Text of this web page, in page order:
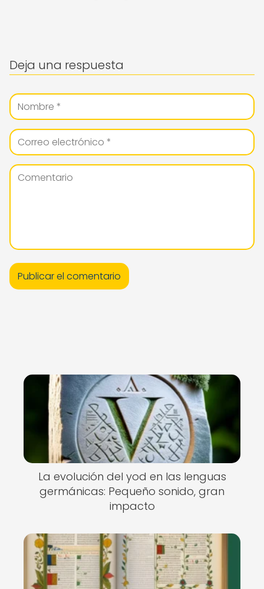
Deja una respuesta
La evolución del yod en las lenguas
germánicas: Pequeño sonido, gran
impacto